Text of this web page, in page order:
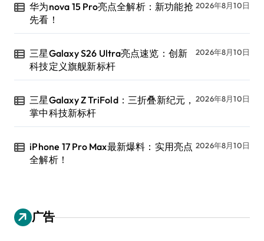
华为nova 15 Pro亮点全解析：新功能抢
先看！
2026年8月10日
三星Galaxy S26 Ultra亮点速览：创新
科技定义旗舰新标杆
2026年8月10日
三星Galaxy Z TriFold：三折叠新纪元，
掌中科技新标杆
2026年8月10日
iPhone 17 Pro Max最新爆料：实用亮点
全解析！
2026年8月10日
广告